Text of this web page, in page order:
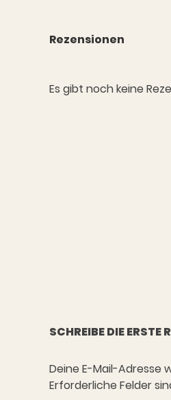
Rezensionen
Es gibt noch keine
SCHREIBE DIE ERSTE
Deine E-Mail-
Erforderliche Felder